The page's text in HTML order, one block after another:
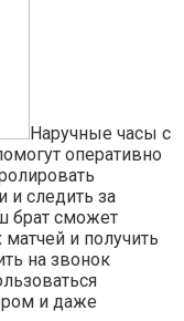
Наручные часы с
оперативно
и следить за
брат сможет
и получить
на звонок
и даже